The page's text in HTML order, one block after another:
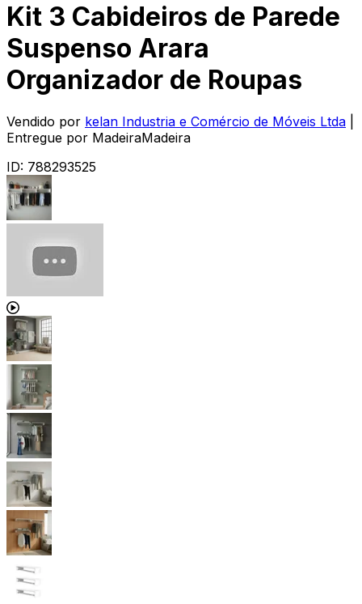
Kit 3 Cabideiros de Parede
Suspenso Arara
Organizador de Roupas
Vendido por kelan Industria e Comércio de Móveis Ltda
Entregue por MadeiraMadeira
ID: 788293525